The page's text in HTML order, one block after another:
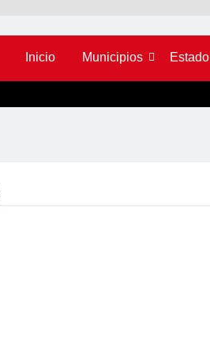
Inicio Municipios Estado